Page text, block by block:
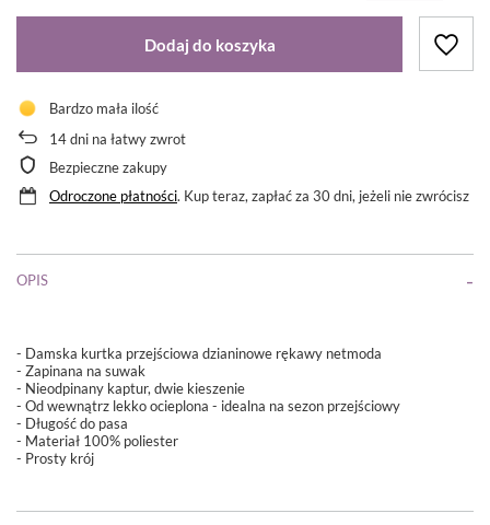
Dodaj do koszyka
Bardzo mała ilość
14dni na łatwy zwrot
Bezpieczne zakupy
Odroczone płatności. Kup teraz, zapłać za 30 dni, jeżeli nie zwrócisz
OPIS
- Damska kurtka przejściowa dzianinowe rękawy netmoda
- Zapinana na suwak
- Nieodpinany kaptur, dwie kieszenie
- Od wewnątrz lekko ocieplona - idealna na sezon przejściowy
- Długość do pasa
- Materiał 100% poliester
- Prosty krój